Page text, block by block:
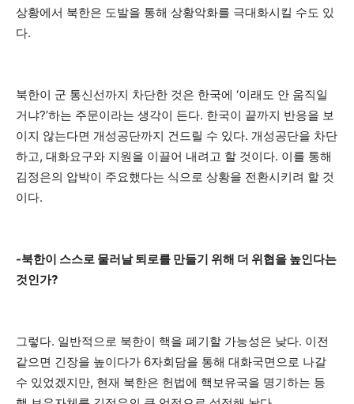
상황에서 북한은 도발을 통해 상황악화를 극대화시킬 수도 있
다.
북한이 군 통신선까지 차단한 것은 한국에 ‘이래도 안 움직일
거냐?’하는 주문이라는 생각이 든다. 한국이 끝까지 반응을 보
이지 않는다면 개성공단까지 건드릴 수 있다. 개성공단을 차단
하고, 대화요구와 지원을 이끌어 내려고 할 것이다. 이를 통해
김정은의 압박이 주요했다는 식으로 상황을 전환시키려 할 것
이다.
-북한이 스스로 물러날 퇴로를 만들기 위해 더 위협을 높인다는
것인가?
그렇다. 일반적으로 북한이 핵을 폐기할 가능성은 낮다. 이전
같으면 긴장을 높이다가 6자회담을 통해 대화국면으로 나갈
수 있었겠지만, 현재 북한은 헌법에 핵보유국을 명기하는 등